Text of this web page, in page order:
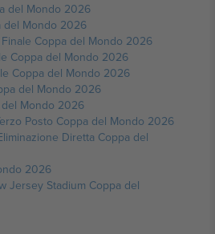
del Mondo 2026
del Mondo 2026
Coppa del Mondo 2026
Coppa del Mondo 2026
Coppa del Mondo 2026
del Mondo 2026
Mondo 2026
Posto Coppa del Mondo 2026
Diretta Coppa del
2026
Jersey Stadium Coppa del